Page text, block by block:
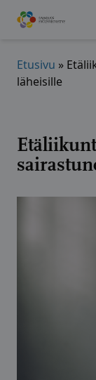
Hyppää
sisältöön
Etusivu »
läheisille